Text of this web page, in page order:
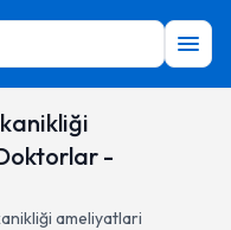
-
ameliyatlari